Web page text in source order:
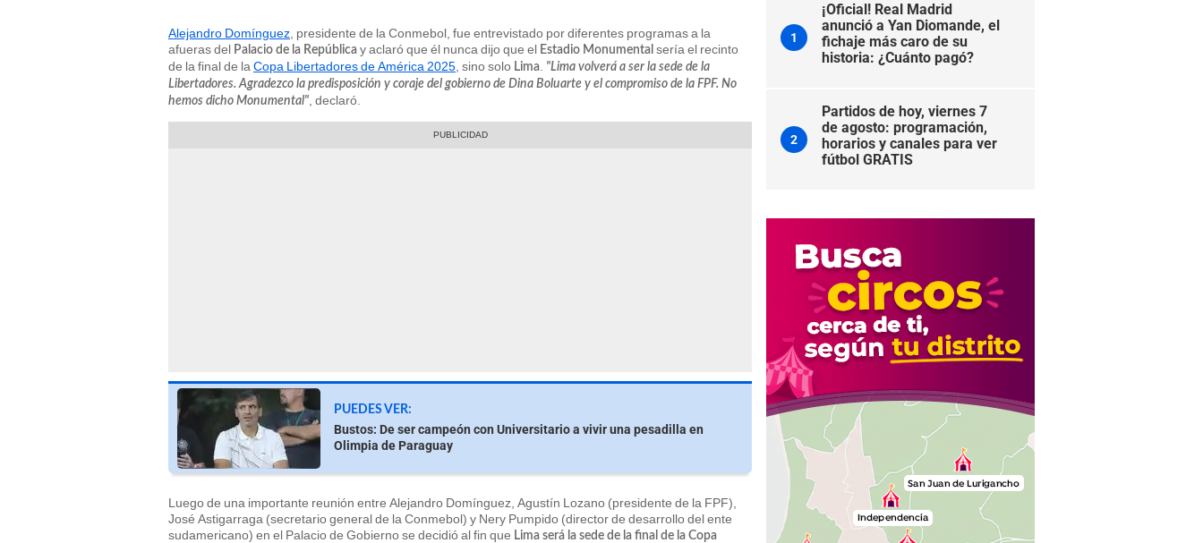
Alejandro Domínguez , presidente de la Conmebol, fue entrevistado por diferentes programas a la
afueras del Palacio de la República y aclaró que él nunca dijo que el Estadio Monumental sería el recinto
de la final de la Copa Libertadores de América 2025 , sino solo Lima "Lima volverá a ser la sede de la
Libertadores. Agradezco la predisposición y coraje del gobierno de Dina Boluarte y el compromiso de la FPF. No
hemos dicho Monumental" , declaró.
PUEDES VER:
Bustos: De ser campeón con Universitario a vivir una pesadilla en
Olimpia de Paraguay
Luego de una importante reunión entre Alejandro Domínguez, Agustín Lozano (presidente de la FPF),
José Astigarraga (secretario general de la Conmebol) y Nery Pumpido (director de desarrollo del ente
sudamericano) en el Palacio de Gobierno se decidió al fin que Lima será la sede de la final de la Copa
1
¡Oficial! Real Madrid
anunció a Yan Diomande, el
fichaje más caro de su
historia: ¿Cuánto pagó?
2
Partidos de hoy, viernes 7
de agosto: programación,
horarios y canales para ver
fútbol GRATIS